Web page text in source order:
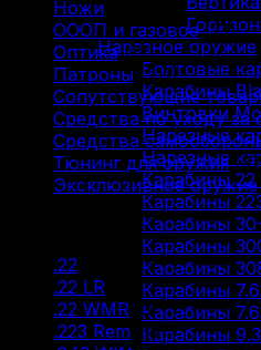
Нарезное оружие
Болтовые
Карабины
Винтовки
Нарезные
Нарезные
Карабины 22
Карабины
Карабины
Карабины
Карабины
Карабины
Карабины
Карабины
Ножи
ОООП и газовое (71)
Оптика (12)
Патроны (211)
Сопутствующие
Средства по уходу за
Средства
Тюнинг для оружия
Эксклюзивное оружие
.22
.22 LR
(29)
.22 WMR
(3)
.223 Rem (18)